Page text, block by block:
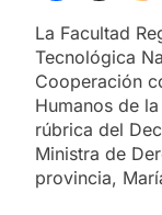
La Facultad
Tecnológica
Cooperación
Humanos de
rúbrica del
Ministra de
provincia,